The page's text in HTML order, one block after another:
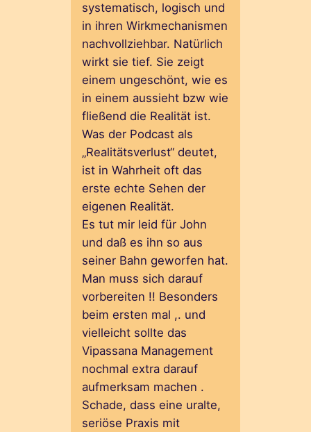
systematisch, logisch und
in ihren Wirkmechanismen
nachvollziehbar. Natürlich
wirkt sie tief. Sie zeigt
einem ungeschönt, wie es
in einem aussieht bzw wie
fließend die Realität ist.
Was der Podcast als
„Realitätsverlust“ deutet,
ist in Wahrheit oft das
erste echte Sehen der
eigenen Realität.
Es tut mir leid für John
und daß es ihn so aus
seiner Bahn geworfen hat.
Man muss sich darauf
vorbereiten !! Besonders
beim ersten mal ,. und
vielleicht sollte das
Vipassana Management
nochmal extra darauf
aufmerksam machen .
Schade, dass eine uralte,
seriöse Praxis mit